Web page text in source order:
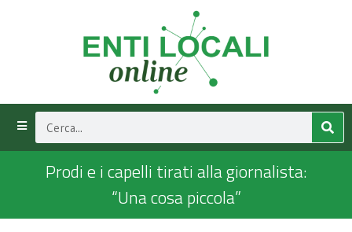
Prodi e i capelli tirati alla giornalista:
“Una cosa piccola”